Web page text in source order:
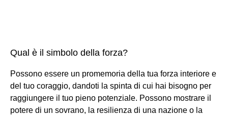
Qual è il simbolo della forza?
Possono essere un promemoria della tua forza interiore e
del tuo coraggio, dandoti la spinta di cui hai bisogno per
raggiungere il tuo pieno potenziale. Possono mostrare il
potere di un sovrano, la resilienza di una nazione o la